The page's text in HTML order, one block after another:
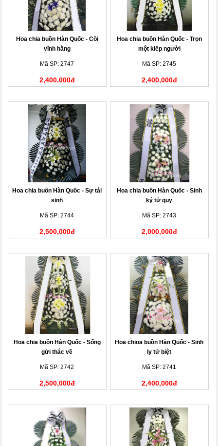
Hoa chia buồn Hàn Quốc - Cõi
vĩnh hằng
Mã SP: 2747
2,400,000đ
Hoa chia buồn Hàn Quốc - Trọn
một kiếp người
Mã SP: 2745
2,400,000đ
Hoa chia buồn Hàn Quốc - Sự tái
sinh
Mã SP: 2744
2,500,000đ
Hoa chia buồn Hàn Quốc - Sinh
ký tử quy
Mã SP: 2743
2,000,000đ
Hoa chia buồn Hàn Quốc - Sống
gửi thác về
Mã SP: 2742
2,500,000đ
Hoa chioa buồn Hàn Quốc - Sinh
ly tử biệt
Mã SP: 2741
2,400,000đ